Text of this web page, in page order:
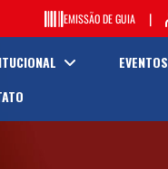
EMISSÃO DE GUIA |
EVENTOS